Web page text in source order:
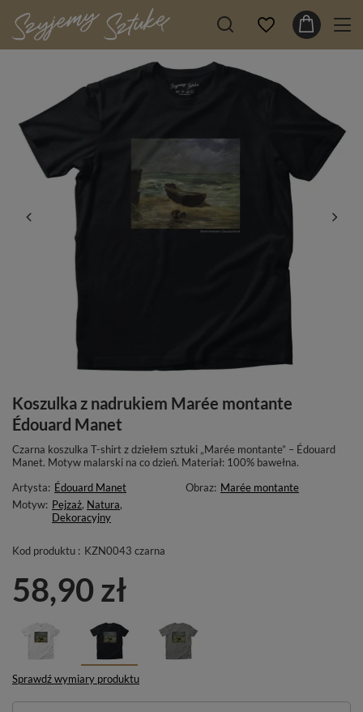
Koszulka z nadrukiem Marée montante
Édouard Manet
Czarna koszulka T-shirt z dziełem sztuki „Marée montante” – Édouard
Manet. Motyw malarski na co dzień. Materiał: 100% bawełna.
Artysta: Édouard Manet Obraz: Marée montante
Motyw: Pejzaż, Natura,
Dekoracyjny
Kod produktu : KZN0043 czarna
58,90 zł
Sprawdź wymiary produktu